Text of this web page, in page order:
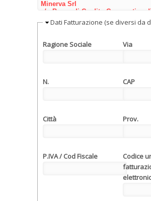
Nascondi
Dati Fatturazione (se diversi da
Ragione Sociale Via
N. CAP
Città Prov.
P.IVA / Cod Fiscale
Codice